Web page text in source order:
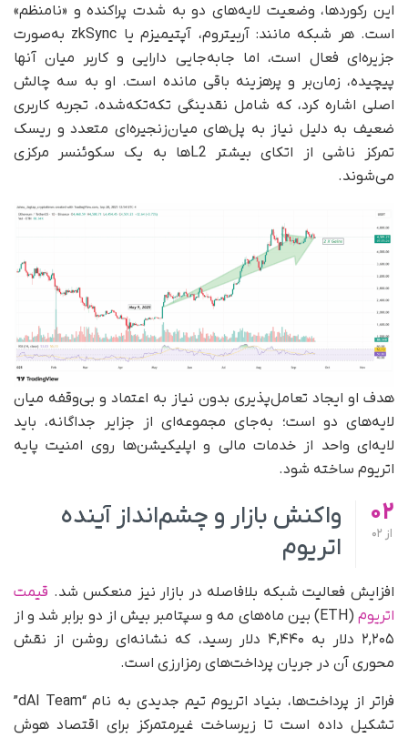
این رکوردها، وضعیت لایه‌های دو به شدت پراکنده و «نامنظم»
است. هر شبکه مانند: آربیتروم، آپتیمیزم یا zkSync به‌صورت
جزیره‌ای فعال است، اما جابه‌جایی دارایی و کاربر میان آنها
پیچیده، زمان‌بر و پرهزینه باقی مانده است. او به سه چالش
اصلی اشاره کرد، که شامل نقدینگی تکه‌تکه‌شده، تجربه کاربری
ضعیف به دلیل نیاز به پل‌های میان‌زنجیره‌ای متعدد و ریسک
تمرکز ناشی از اتکای بیشتر L2ها به یک سکوئنسر مرکزی
می‌شوند.
هدف او ایجاد تعامل‌پذیری بدون نیاز به اعتماد و بی‌وقفه میان
لایه‌های دو است؛ به‌جای مجموعه‌ای از جزایر جداگانه، باید
لایه‌ای واحد از خدمات مالی و اپلیکیشن‌ها روی امنیت پایه
اتریوم ساخته شود.
02
از
واکنش بازار و چشم‌انداز آینده
اتریوم
افزایش فعالیت شبکه بلافاصله در بازار نیز منعکس شد. قیمت
اتریوم
(ETH) بین ماه‌های مه و سپتامبر بیش از دو برابر شد و از
‌۲,۲۰۵ دلار به ‌۴,۴۴۰ دلار رسید، که نشانه‌ای روشن از نقش
محوری آن در جریان پرداخت‌های رمزارزی است.
فراتر از پرداخت‌ها، بنیاد اتریوم تیم جدیدی به نام “dAI Team”
تشکیل داده است تا زیرساخت غیرمتمرکز برای اقتصاد هوش